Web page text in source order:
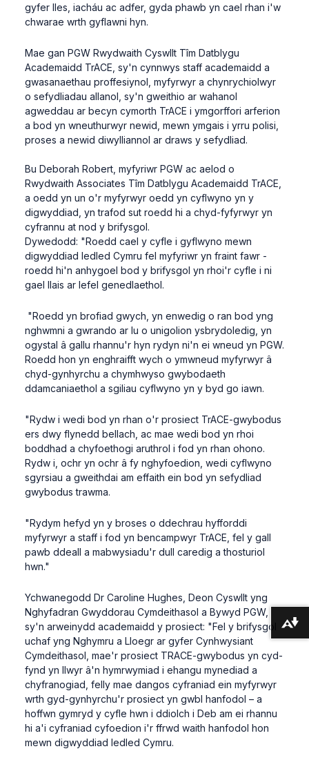
gyfer lles, iacháu ac adfer, gyda phawb yn cael rhan i'w
chwarae wrth gyflawni hyn.
Mae gan PGW Rwydwaith Cyswllt Tîm Datblygu
Academaidd TrACE, sy'n cynnwys staff academaidd a
gwasanaethau proffesiynol, myfyrwyr a chynrychiolwyr
o sefydliadau allanol, sy'n gweithio ar wahanol
agweddau ar becyn cymorth TrACE i ymgorffori arferion
a bod yn wneuthurwyr newid, mewn ymgais i yrru polisi,
proses a newid diwylliannol ar draws y sefydliad.
Bu Deborah Robert, myfyriwr PGW ac aelod o
Rwydwaith Associates Tîm Datblygu Academaidd TrACE,
a oedd yn un o'r myfyrwyr oedd yn cyflwyno yn y
digwyddiad, yn trafod sut roedd hi a chyd-fyfyrwyr yn
cyfrannu at nod y brifysgol.
Dywedodd: "Roedd cael y cyfle i gyflwyno mewn
digwyddiad ledled Cymru fel myfyriwr yn fraint fawr -
roedd hi'n anhygoel bod y brifysgol yn rhoi'r cyfle i ni
gael llais ar lefel genedlaethol.
"Roedd yn brofiad gwych, yn enwedig o ran bod yng
nghwmni a gwrando ar lu o unigolion ysbrydoledig, yn
ogystal â gallu rhannu'r hyn rydyn ni'n ei wneud yn PGW.
Roedd hon yn enghraifft wych o ymwneud myfyrwyr â
chyd-gynhyrchu a chymhwyso gwybodaeth
ddamcaniaethol a sgiliau cyflwyno yn y byd go iawn.
"Rydw i wedi bod yn rhan o'r prosiect TrACE-gwybodus
ers dwy flynedd bellach, ac mae wedi bod yn rhoi
boddhad a chyfoethogi aruthrol i fod yn rhan ohono.
Rydw i, ochr yn ochr â fy nghyfoedion, wedi cyflwyno
sgyrsiau a gweithdai am effaith ein bod yn sefydliad
gwybodus trawma.
"Rydym hefyd yn y broses o ddechrau hyfforddi
myfyrwyr a staff i fod yn bencampwyr TrACE, fel y gall
pawb ddeall a mabwysiadu'r dull caredig a thosturiol
hwn."
Ychwanegodd Dr Caroline Hughes, Deon Cyswllt yng
Nghyfadran Gwyddorau Cymdeithasol a Bywyd PGW,
sy'n arweinydd academaidd y prosiect: "Fel y brifysgol
uchaf yng Nghymru a Lloegr ar gyfer Cynhwysiant
Cymdeithasol, mae'r prosiect TRACE-gwybodus yn cyd-
fynd yn llwyr â'n hymrwymiad i ehangu mynediad a
chyfranogiad, felly mae dangos cyfraniad ein myfyrwyr
wrth gyd-gynhyrchu'r prosiect yn gwbl hanfodol – a
hoffwn gymryd y cyfle hwn i ddiolch i Deb am ei rhannu
hi a'i cyfraniad cyfoedion i'r ffrwd waith hanfodol hon
mewn digwyddiad ledled Cymru.
Lawrlwytho fformatau amgen ...